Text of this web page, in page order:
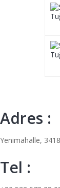
Adres :
Yenimahalle,
Tel :